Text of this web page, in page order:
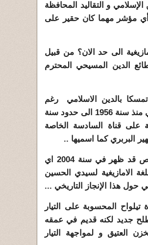
و التقاليد المحافظة
أي مؤشر مهما كان حقير على
الى حد الان؟ من قبيل
الدين المسيحي المحترم
بالدين الاسلامي رغم
التهميش المقصود لغتهم الجميلة داخل حقلنا الديني الرسمي منذ سنة 1956 الى حدود سنة
على قناة السادسة الخاصة
البربري كما اسميها ..
اذن ان اسلمة الامازيغية و ثقافتها هي وهم أيديولوجي خالص قد ظهر في سنة 2004 اي
الامازيغية لسيدي الحسين
حول هذا الإنجاز التاريخي ...
المحسوبة على التيار
جديد لكنه قديم في عمقه
العتيق و لمواجهة التيار